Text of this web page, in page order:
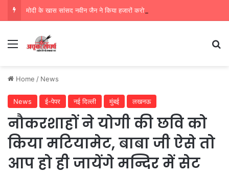
Menu
Home / News
News ई-पेपर नई दिल्ली मुंबई लखनऊ
नौकरशाहों ने योगी की छवि को
किया मटियामेट, बाबा जी ऐसे तो
आप हो ही जायेंगे मन्दिर में सेट